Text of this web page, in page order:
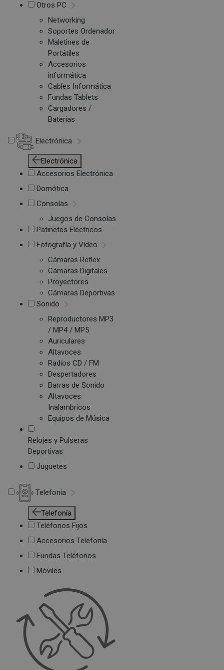
Otros PC
Networking
Soportes Ordenador
Maletines de
Portátiles
Accesorios
informática
Cables Informática
Fundas Tablets
Cargadores /
Baterías
Electrónica
Electrónica
Accesorios Electrónica
Domótica
Consolas
Juegos de Consolas
Patinetes Eléctricos
Fotografía y Vídeo
Cámaras Reflex
Cámaras Digitales
Proyectores
Cámaras Deportivas
Sonido
Reproductores MP3
/ MP4 / MP5
Auriculares
Altavoces
Radios CD / FM
Despertadores
Barras de Sonido
Altavoces
Inalambricos
Equipos de Música
Relojes y Pulseras
Deportivas
Juguetes
Telefonía
Telefonía
Teléfonos Fijos
Accesorios Telefonía
Fundas Teléfonos
Móviles